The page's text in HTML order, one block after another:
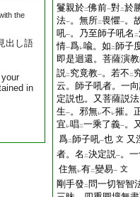
the
出し語
in
鬘親於二佛前一對二於
法一。無所二畏懼一。
吼一。乃至師子吼名 二
情一爲レ喩。如 二師子
即是迴還。菩薩演
説二 究竟教一。若不 二
云。師子吼者。一
定説也。又菩薩説
生一。邪無レ不 レ摧。
宜 レ唱二一乘了義一。
爲二師子吼一也 文 又
者。名 二決定説一。
住無レ有二變易一 文
剛手發 二 問一切智智